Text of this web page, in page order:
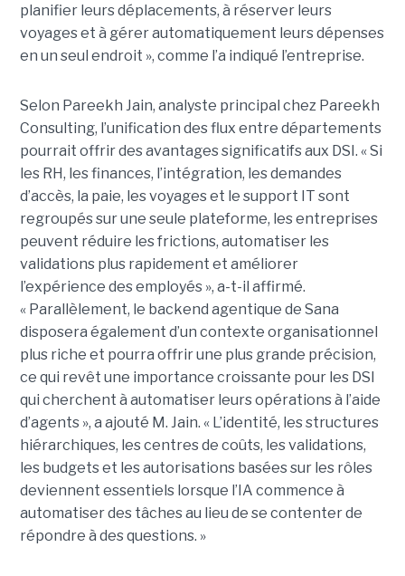
planifier leurs déplacements, à réserver leurs
voyages et à gérer automatiquement leurs dépenses
en un seul endroit », comme l’a indiqué l’entreprise.
Selon Pareekh Jain, analyste principal chez Pareekh
Consulting, l’unification des flux entre départements
pourrait offrir des avantages significatifs aux DSI. « Si
les RH, les finances, l’intégration, les demandes
d’accès, la paie, les voyages et le support IT sont
regroupés sur une seule plateforme, les entreprises
peuvent réduire les frictions, automatiser les
validations plus rapidement et améliorer
l’expérience des employés », a-t-il affirmé.
« Parallèlement, le backend agentique de Sana
disposera également d’un contexte organisationnel
plus riche et pourra offrir une plus grande précision,
ce qui revêt une importance croissante pour les DSI
qui cherchent à automatiser leurs opérations à l’aide
d’agents », a ajouté M. Jain. « L’identité, les structures
hiérarchiques, les centres de coûts, les validations,
les budgets et les autorisations basées sur les rôles
deviennent essentiels lorsque l’IA commence à
automatiser des tâches au lieu de se contenter de
répondre à des questions. »